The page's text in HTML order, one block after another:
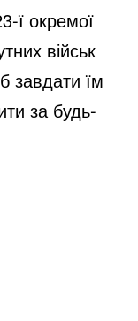
ї окремої
військ
завдати їм
за будь-